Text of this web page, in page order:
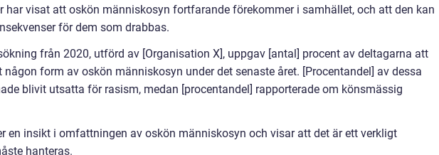
har visat att oskön människosyn fortfarande förekommer i samhället, och att den kan
för dem som drabbas.
från 2020, utförd av [Organisation X], uppgav [antal] procent av deltagarna att
någon form av oskön människosyn under det senaste året. [Procentandel] av dessa
blivit utsatta för rasism, medan [procentandel] rapporterade om könsmässig
en insikt i omfattningen av oskön människosyn och visar att det är ett verkligt
hanteras.